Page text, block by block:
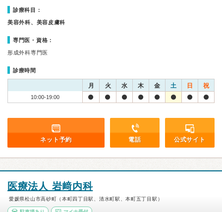
診療科目：
美容外科、美容皮膚科
専門医・資格：
形成外科専門医
診療時間
月 火 水 木 金 土 日 祝
10:00-19:00
ネット予約 電話 公式サイト
医療法人 岩﨑内科
愛媛県松山市高砂町（本町四丁目駅、清水町駅、本町五丁目駅）